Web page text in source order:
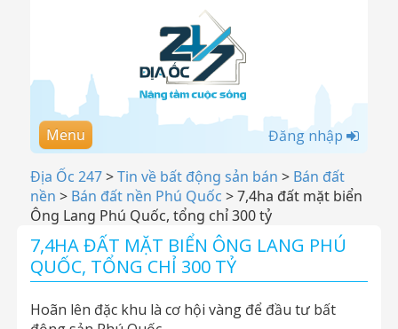
Menu Đăng nhập
Địa Ốc 247>Tin về bất động sản bán > Bán đất
nền > Bán đất nền Phú Quốc >7,4ha đất mặt biển
Ông Lang Phú Quốc, tổng chỉ 300 tỷ
7,4HA ĐẤT MẶT BIỂN ÔNG LANG PHÚ
QUỐC, TỔNG CHỈ 300 TỶ
Hoãn lên đặc khu là cơ hội vàng để đầu tư bất